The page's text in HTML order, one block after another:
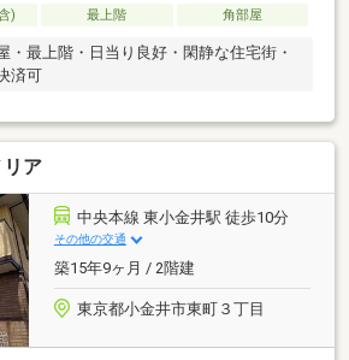
)
最上階 角部屋
・最上階・日当り良好・閑静な住宅街・
済可
ア
中央本線 東小金井駅 徒歩10分
その他の交通
築15年9ヶ月 / 2階建
東京都小金井市東町３丁目